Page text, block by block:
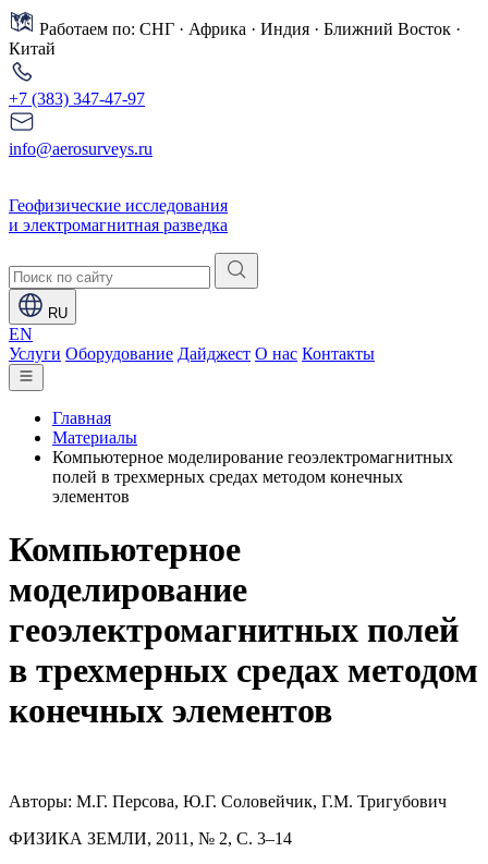
Работаем по: СНГ · Африка · Индия · Ближний Восток ·
Китай
+7 (383) 347-47-97
info@aerosurveys.ru
Геофизические исследования
и электромагнитная разведка
RU
EN
Услуги Оборудование Дайджест О нас Контакты
Главная
Материалы
Компьютерное моделирование геоэлектромагнитных
полей в трехмерных средах методом конечных
элементов
Компьютерное
моделирование
геоэлектромагнитных полей
в трехмерных средах методом
конечных элементов
Авторы: М.Г. Персова, Ю.Г. Соловейчик, Г.М. Тригубович
ФИЗИКА ЗЕМЛИ, 2011, № 2, С. 3–14